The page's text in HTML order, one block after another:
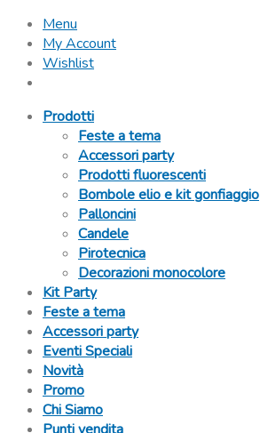
Menu
My Account
Wishlist
Prodotti
Feste a tema
Accessori party
Prodotti fluorescenti
Bombole elio e kit gonfiaggio
Palloncini
Candele
Pirotecnica
Decorazioni monocolore
Kit Party
Feste a tema
Accessori party
Eventi Speciali
Novità
Promo
Chi Siamo